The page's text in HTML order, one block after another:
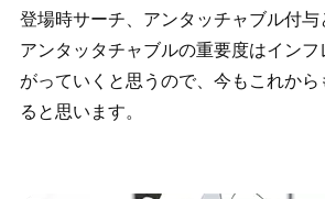
登場時サーチ、アンタッチャブル付与
アンタッタチャブルの重要度はインフ
がっていくと思うので、今もこれか
ると思います。